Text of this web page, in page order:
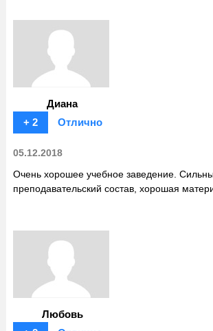
Диана
+ 2
Отлично
05.12.2018
Очень хорошее учебное заведение.
преподавательский состав, хорошая
Любовь